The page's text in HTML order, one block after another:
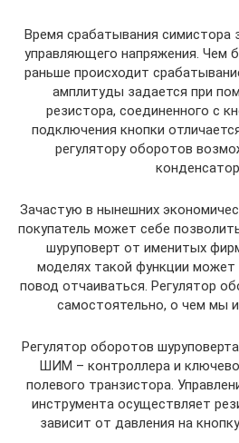
Время срабатывания симистора
управляющего напряжения. Чем
раньше происходит
амплитуды задается при
резистора, соединенного с
подключения кнопки
регулятору оборотов
Зачастую в нынешних
покупатель может себе
шуруповерт от именитых
моделях такой функции
повод отчаиваться. Регулятор
самостоятельно, о чем мы
Регулятор оборотов
ШИМ – контроллера и
полевого транзистора.
инструмента осуществляет
зависит от давления на